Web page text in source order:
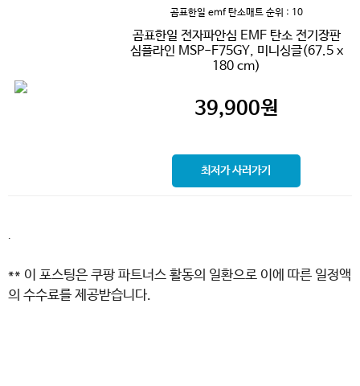
곰표한일 emf 탄소매트순위 : 10
곰표한일 전자파안심 EMF 탄소 전기장판
심플라인 MSP-F75GY, 미니싱글(67.5 x
180 cm)
39,900원
최저가 사러가기
.
** 이 포스팅은 쿠팡 파트너스 활동의 일환으로 이에 따른 일정액
의 수수료를 제공받습니다.